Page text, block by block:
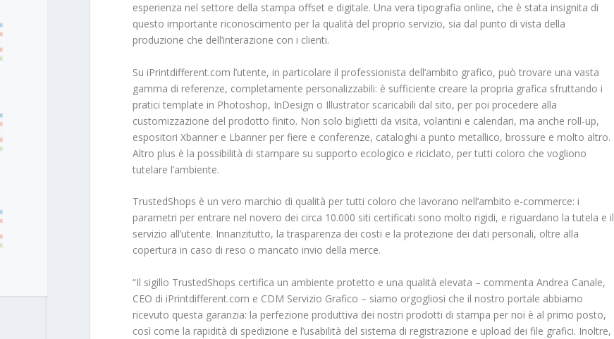
esperienza nel settore della stampa offset e digitale. Una vera tipografia online, che è stata insignita di
questo importante riconoscimento per la qualità del proprio servizio, sia dal punto di vista della
produzione che dell’interazione con i clienti.
Su iPrintdifferent.com l’utente, in particolare il professionista dell’ambito grafico, può trovare una vasta
gamma di referenze, completamente personalizzabili: è sufficiente creare la propria grafica sfruttando i
pratici template in Photoshop, InDesign o Illustrator scaricabili dal sito, per poi procedere alla
customizzazione del prodotto finito. Non solo biglietti da visita, volantini e calendari, ma anche roll-up,
espositori Xbanner e Lbanner per fiere e conferenze, cataloghi a punto metallico, brossure e molto altro.
Altro plus è la possibilità di stampare su supporto ecologico e riciclato, per tutti coloro che vogliono
tutelare l’ambiente.
TrustedShops è un vero marchio di qualità per tutti coloro che lavorano nell’ambito e-commerce: i
parametri per entrare nel novero dei circa 10.000 siti certificati sono molto rigidi, e riguardano la tutela e il
servizio all’utente. Innanzitutto, la trasparenza dei costi e la protezione dei dati personali, oltre alla
copertura in caso di reso o mancato invio della merce.
“Il sigillo TrustedShops certifica un ambiente protetto e una qualità elevata – commenta Andrea Canale,
CEO di iPrintdifferent.com e CDM Servizio Grafico – siamo orgogliosi che il nostro portale abbiamo
ricevuto questa garanzia: la perfezione produttiva dei nostri prodotti di stampa per noi è al primo posto,
così come la rapidità di spedizione e l’usabilità del sistema di registrazione e upload dei file grafici. Inoltre,